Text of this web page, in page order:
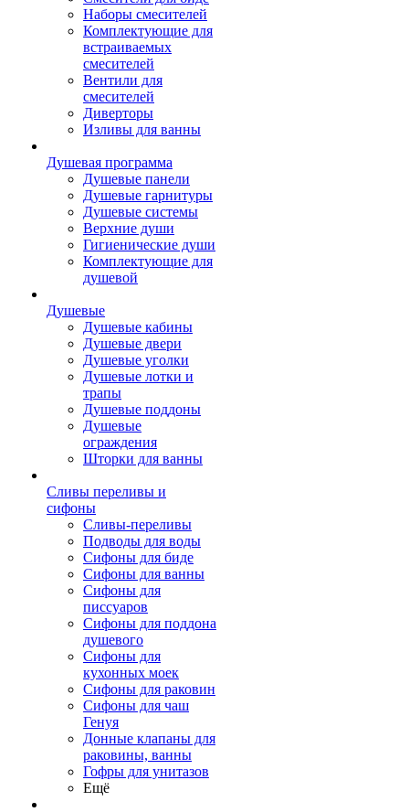
Наборы смесителей
Комплектующие для
встраиваемых
смесителей
Вентили для
смесителей
Диверторы
Изливы для ванны
Душевая программа
Душевые панели
Душевые гарнитуры
Душевые системы
Верхние души
Гигиенические души
Комплектующие для
душевой
Душевые
Душевые кабины
Душевые двери
Душевые уголки
Душевые лотки и
трапы
Душевые поддоны
Душевые
ограждения
Шторки для ванны
Сливы переливы и
сифоны
Сливы-переливы
Подводы для воды
Сифоны для биде
Сифоны для ванны
Сифоны для
писсуаров
Сифоны для поддона
душевого
Сифоны для
кухонных моек
Сифоны для раковин
Сифоны для чаш
Генуя
Донные клапаны для
раковины, ванны
Гофры для унитазов
Ещё